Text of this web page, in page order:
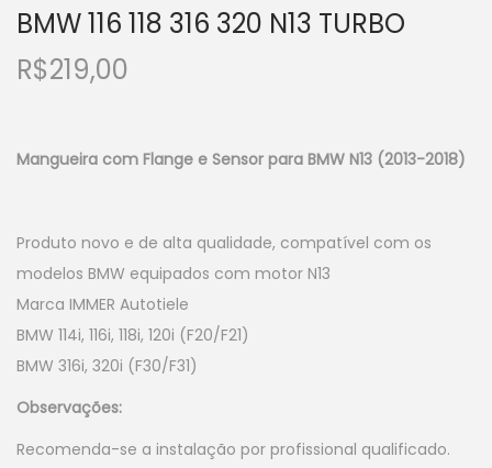
BMW 116 118 316 320 N13 TURBO
R$219,00
Mangueira com Flange e Sensor para BMW N13 (2013-2018)
Produto novo e de alta qualidade, compatível com os
modelos BMW equipados com motor N13
Marca IMMER Autotiele
BMW 114i, 116i, 118i, 120i (F20/F21)
BMW 316i, 320i (F30/F31)
Observações:
Recomenda-se a instalação por profissional qualificado.